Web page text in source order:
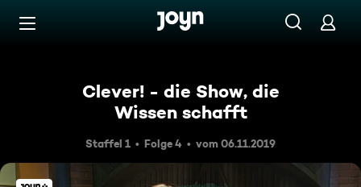
Zum Inhalt springen
Clever! - die Show, die
Wissen schafft
Staffel 1 Folge 4 vom 06.11.2019